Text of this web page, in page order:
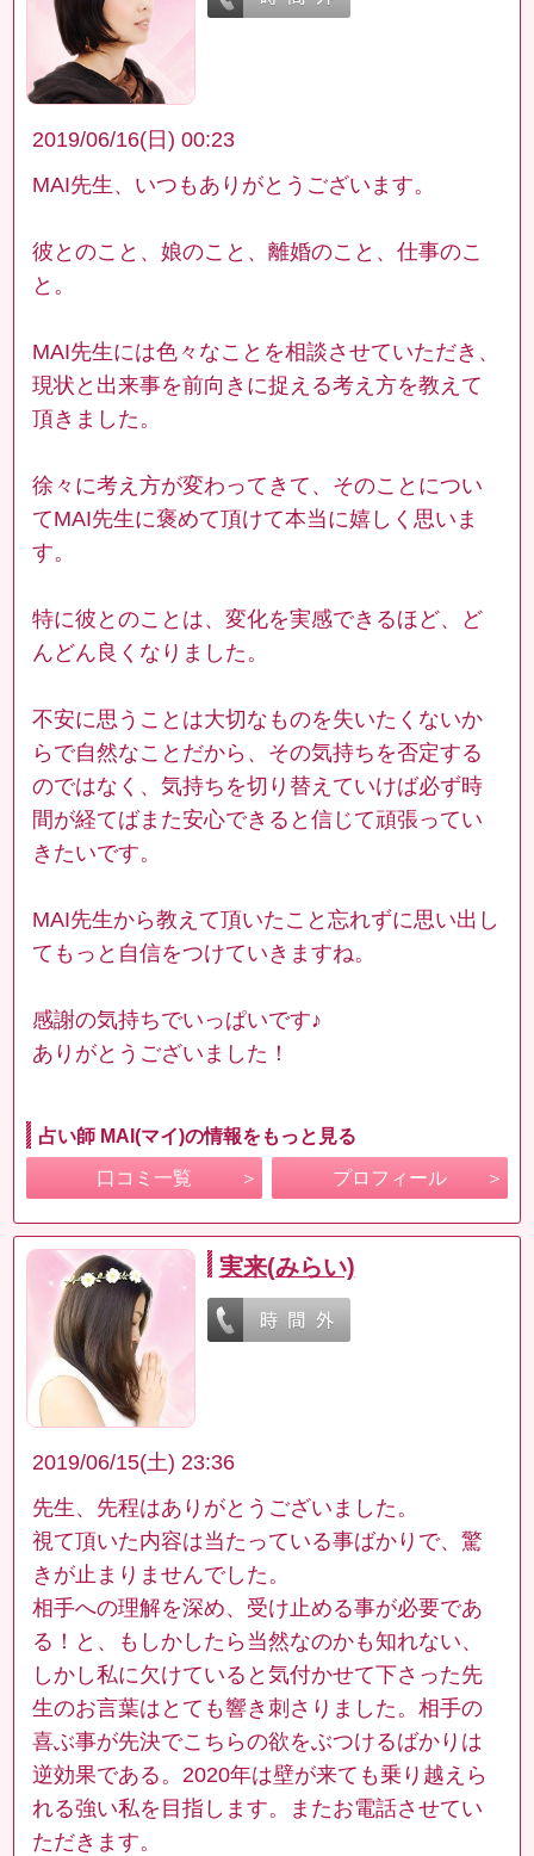
2019/06/16(日) 00:23
MAI先生、いつもありがとうございます。
彼とのこと、娘のこと、離婚のこと、仕事のこ
と。
MAI先生には色々なことを相談させていただき、
現状と出来事を前向きに捉える考え方を教えて
頂きました。
徐々に考え方が変わってきて、そのことについ
てMAI先生に褒めて頂けて本当に嬉しく思いま
す。
特に彼とのことは、変化を実感できるほど、ど
んどん良くなりました。
不安に思うことは大切なものを失いたくないか
らで自然なことだから、その気持ちを否定する
のではなく、気持ちを切り替えていけば必ず時
間が経てばまた安心できると信じて頑張ってい
きたいです。
MAI先生から教えて頂いたこと忘れずに思い出し
てもっと自信をつけていきますね。
感謝の気持ちでいっぱいです♪
ありがとうございました！
占い師 MAI(マイ)の情報をもっと見る
口コミ一覧 プロフィール
実来(みらい)
2019/06/15(土) 23:36
先生、先程はありがとうございました。
視て頂いた内容は当たっている事ばかりで、驚
きが止まりませんでした。
相手への理解を深め、受け止める事が必要であ
る！と、もしかしたら当然なのかも知れない、
しかし私に欠けていると気付かせて下さった先
生のお言葉はとても響き刺さりました。相手の
喜ぶ事が先決でこちらの欲をぶつけるばかりは
逆効果である。2020年は壁が来ても乗り越えら
れる強い私を目指します。またお電話させてい
ただきます。